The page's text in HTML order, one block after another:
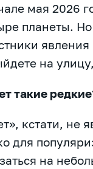
мая 2026
планеты. Но
явления
на
такие
кстати, не
для
на